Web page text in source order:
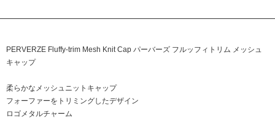
PERVERZE Fluffy-trim Mesh Knit Cap パーバーズ フルッフィトリム メッシュ
キャップ
柔らかなメッシュニットキャップ
フォーファーをトリミングしたデザイン
ロゴメタルチャーム